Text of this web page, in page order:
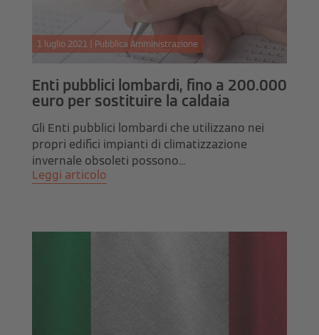
1 luglio 2021 | Pubblica Amministrazione
Enti pubblici lombardi, fino a 200.000
euro per sostituire la caldaia
Gli Enti pubblici lombardi che utilizzano nei
propri edifici impianti di climatizzazione
invernale obsoleti possono...
Leggi articolo